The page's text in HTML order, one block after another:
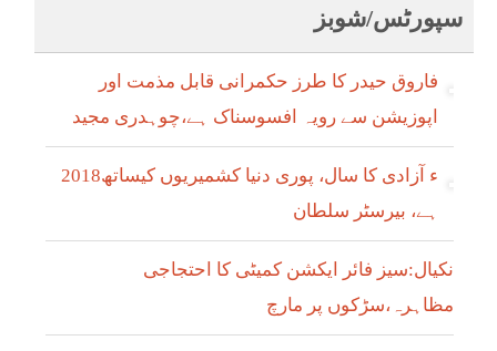
سپورٹس/شوبز
فاروق حیدر کا طرز حکمرانی قابل مذمت اور
اپوزیشن سے رویہ افسوسناک ہے،چوہدری مجید
2018ء آزادی کا سال، پوری دنیا کشمیریوں کیساتھ
ہے، بیرسٹر سلطان
نکیال:سیز فائر ایکشن کمیٹی کا احتجاجی
مظاہرہ،سڑکوں پر مارچ